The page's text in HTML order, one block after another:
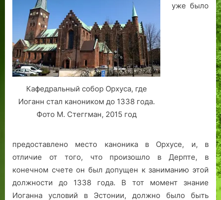
Кафедральный собор Орхуса, где
Иоганн стал каноником до 1338 года.
Фото М. Стеггман, 2015 год
уже было
предоставлено место каноника в Орхусе, и, в
отличие от того, что произошло в Дерпте, в
конечном счете он был допущен к заниманию этой
должности до 1338 года. В тот момент знание
Иоганна условий в Эстонии, должно было быть